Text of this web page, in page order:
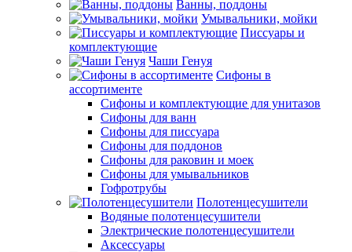
Ванны, поддоны
Умывальники, мойки
Писсуары и
комплектующие
Чаши Генуя
Сифоны в
ассортименте
Сифоны и комплектующие для унитазов
Сифоны для ванн
Сифоны для писсуара
Сифоны для поддонов
Сифоны для раковин и моек
Сифоны для умывальников
Гофротрубы
Полотенцесушители
Водяные полотенцесушители
Электрические полотенцесушители
Аксессуары